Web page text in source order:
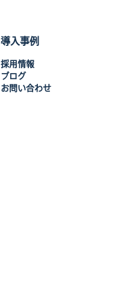
導入事例
採用情報
ブログ
お問い合わせ